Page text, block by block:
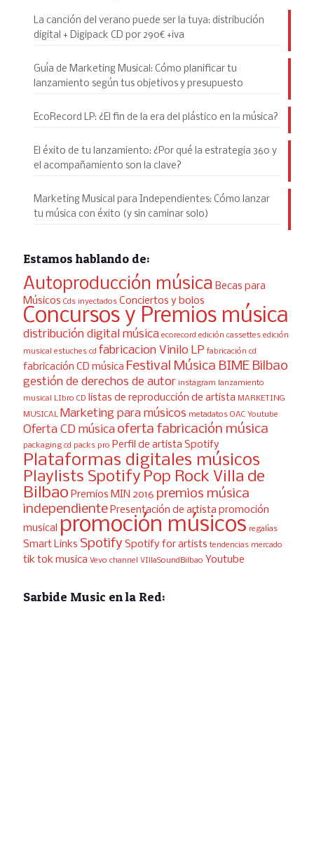
La canción del verano puede ser la tuya: distribución
digital + Digipack CD por 290€ +iva
Guía de Marketing Musical: Cómo planificar tu
lanzamiento según tus objetivos y presupuesto
EcoRecord LP: ¿El fin de la era del plástico en la música?
El éxito de tu lanzamiento: ¿Por qué la estrategia 360 y
el acompañamiento son la clave?
Marketing Musical para Independientes: Cómo lanzar
tu música con éxito (y sin caminar solo)
Estamos hablando de:
Autoproducción música Becas para
Músicos Cds inyectados Conciertos y bolos
Concursos y Premios música
distribución digital música ecorecord edición cassettes edición
musical estuches cd fabricacion Vinilo LP fabricación cd
fabricación CD música Festival Música BIME Bilbao
gestión de derechos de autor instagram lanzamiento
musical
LIbro CD listas de reproducción de artista MARKETING
MUSICAL Marketing para músicos metadatos OAC Youtube
Oferta CD música oferta fabricación música
packaging cd packs pro Perfil de artista Spotify
Plataformas digitales músicos
Playlists Spotify Pop Rock Villa de
Bilbao Premios MIN 2016 premios música
independiente Presentación de artista promoción
musical promoción músicos regalías
Smart Links SpotifySpotify for artists tendencias mercado
tik tok musica Vevo channel VIllaSoundBilbao Youtube
Sarbide Music en la Red: